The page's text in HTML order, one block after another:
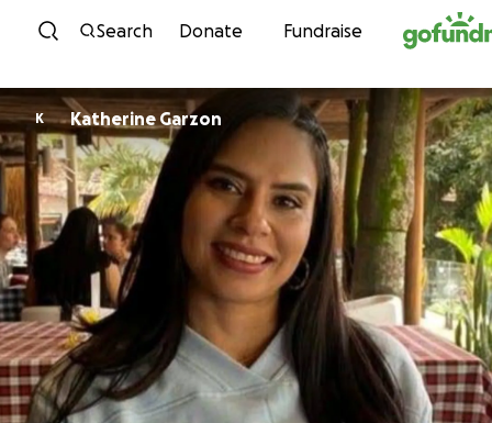
Skip to content
Search Donate Fundraise
K Katherine Garzon